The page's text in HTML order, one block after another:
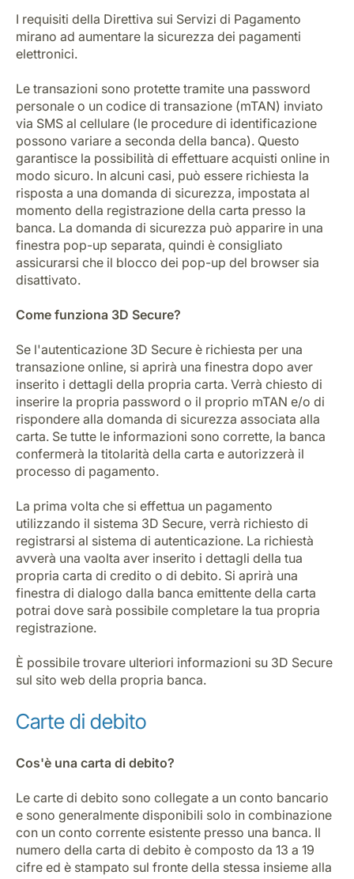
I requisiti della Direttiva sui Servizi di Pagamento
mirano ad aumentare la sicurezza dei pagamenti
elettronici.
Le transazioni sono protette tramite una password
personale o un codice di transazione (mTAN) inviato
via SMS al cellulare (le procedure di identificazione
possono variare a seconda della banca). Questo
garantisce la possibilità di effettuare acquisti online in
modo sicuro. In alcuni casi, può essere richiesta la
risposta a una domanda di sicurezza, impostata al
momento della registrazione della carta presso la
banca. La domanda di sicurezza può apparire in una
finestra pop-up separata, quindi è consigliato
assicurarsi che il blocco dei pop-up del browser sia
disattivato.
Come funziona 3D Secure?
Se l'autenticazione 3D Secure è richiesta per una
transazione online, si aprirà una finestra dopo aver
inserito i dettagli della propria carta. Verrà chiesto di
inserire la propria password o il proprio mTAN e/o di
rispondere alla domanda di sicurezza associata alla
carta. Se tutte le informazioni sono corrette, la banca
confermerà la titolarità della carta e autorizzerà il
processo di pagamento.
La prima volta che si effettua un pagamento
utilizzando il sistema 3D Secure, verrà richiesto di
registrarsi al sistema di autenticazione. La richiestà
avverà una vaolta aver inserito i dettagli della tua
propria carta di credito o di debito. Si aprirà una
finestra di dialogo dalla banca emittente della carta
potrai dove sarà possibile completare la tua propria
registrazione.
È possibile trovare ulteriori informazioni su 3D Secure
sul sito web della propria banca.
Carte di debito
Cos'è una carta di debito?
Le carte di debito sono collegate a un conto bancario
e sono generalmente disponibili solo in combinazione
con un conto corrente esistente presso una banca. Il
numero della carta di debito è composto da 13 a 19
cifre ed è stampato sul fronte della stessa insieme alla